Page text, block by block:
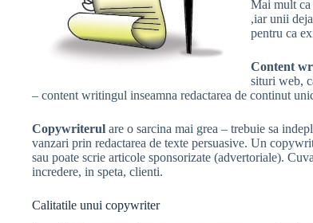
Mai mult ca
,iar unii
pentru ca
Content
situri web,
– content writingul inseamna redactarea de continut
Copywriterul are o sarcina mai grea – trebuie sa
vanzari prin redactarea de texte persuasive. Un
sau poate scrie articole sponsorizate (advertoriale).
incredere, in speta, clienti.
Calitatile unui copywriter